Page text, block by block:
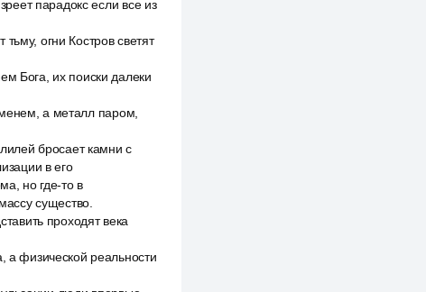
парадокс если все из
огни Костров светят
Бога, их поиски далеки
а металл паром,
бросает камни с
в его
но где-то в
существо.
проходят века
физической реальности